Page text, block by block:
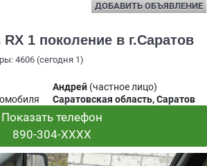
ДОБАВИТЬ ОБЪЯВЛЕНИЕ
1 поколение в г.Саратов
4606 (сегодня 1)
Андрей (частное лицо)
Саратовская область, Саратов
Показать телефон
890-304-XXXX